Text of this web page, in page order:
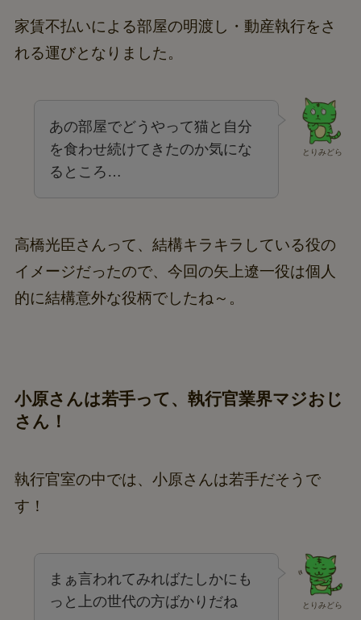
家賃不払いによる部屋の明渡し・動産執行をさ
れる運びとなりました。
とりみどら
あの部屋でどうやって猫と自分
を食わせ続けてきたのか気にな
るところ…
高橋光臣さんって、結構キラキラしている役の
イメージだったので、今回の矢上遼一役は個人
的に結構意外な役柄でしたね～。
小原さんは若手って、執行官業界マジおじ
さん！
執行官室の中では、小原さんは若手だそうで
す！
とりみどら
まぁ言われてみればたしかにも
っと上の世代の方ばかりだね